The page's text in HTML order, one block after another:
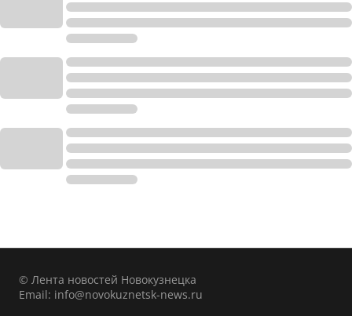
© Лента новостей Новокузнецка
Email: info@novokuznetsk-news.ru